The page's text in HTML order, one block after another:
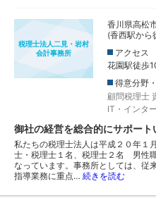
税理士法人二見・岩村
会計事務所
香川県高松
(香西駅から
アクセス
花園駅徒歩
得意分野
顧問税理士
IT・インタ
御社の経営を総合的にサポート
私たちの税理士法人は平成２０年１
士・税理士１名、税理士２名 男
なっています。事務所としては、従
指導業務に重点… 続きを読む